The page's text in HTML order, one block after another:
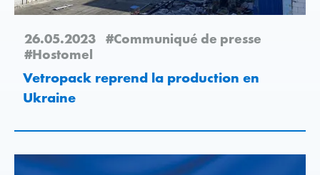
26.05.2023 #Communiqué de presse
#Hostomel
Vetropack reprend la production en
Ukraine